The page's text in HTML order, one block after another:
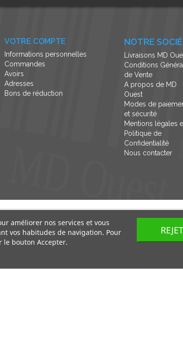
NOTRE
Livraisons MD
Conditions
de Vente
A propos de MD
Ouest
Modes de
et sécurité
Mentions légales
Politique de
Confidentialité
Nous contacter
VOTRE COMPTE
Informations personnelles
Commandes
Avoirs
Adresses
Bons de réduction
améliorer nos services et vous
vos habitudes de navigation. Pour
le bouton Accepter.